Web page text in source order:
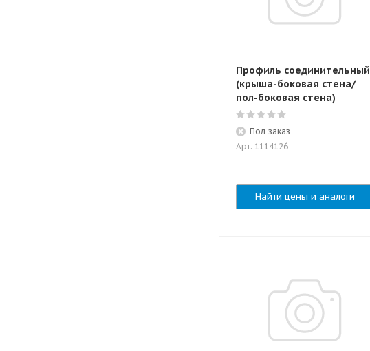
Профиль соединительный
(крыша-боковая стена/
пол-боковая стена)
Под заказ
Арт: 1114126
Найти цены и аналоги